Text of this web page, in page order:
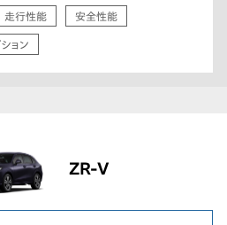
走行性能 安全性能
ョン
ZR-V